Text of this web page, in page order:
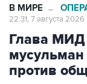
В МИРЕ →
22:31, 7 августа 2026
Глава МИД
против